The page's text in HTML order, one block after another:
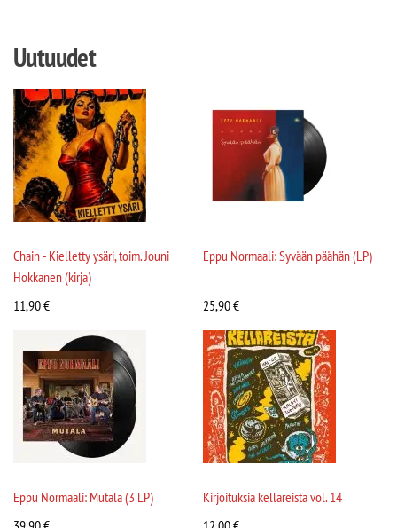
Uutuudet
Chain - Kielletty ysäri, toim. Jouni
Hokkanen (kirja)
11,90€
Eppu Normaali: Syvään päähän (LP)
25,90€
Eppu Normaali: Mutala (3 LP)
Kirjoituksia kellareista vol. 14